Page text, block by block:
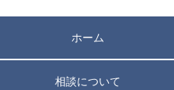
ホーム
相談について